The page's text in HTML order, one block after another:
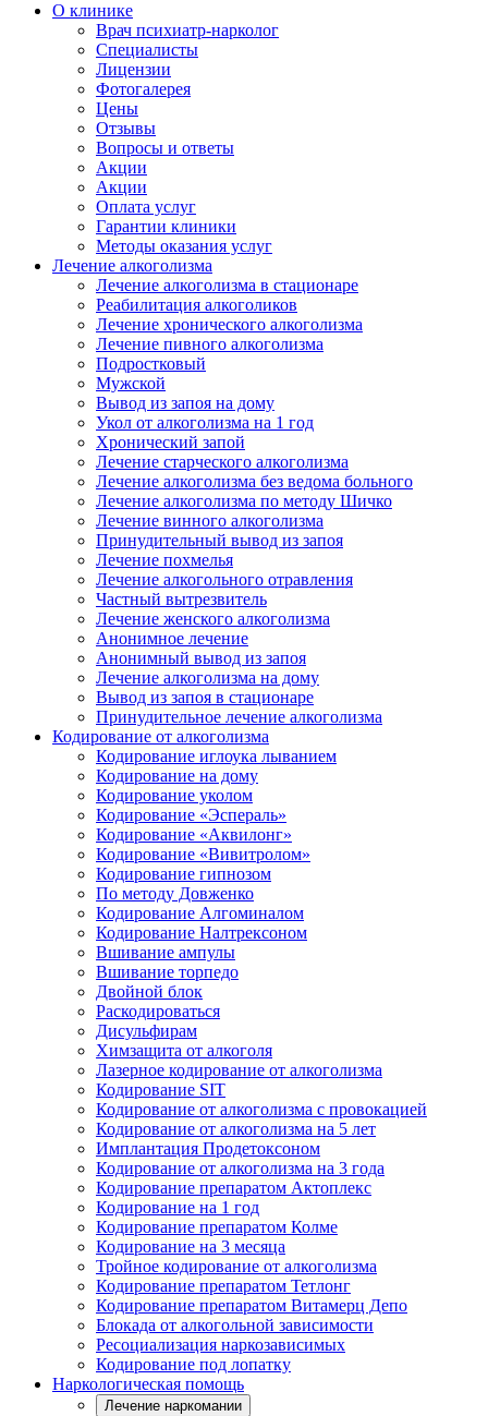
О клинике
Врач психиатр-нарколог
Специалисты
Лицензии
Фотогалерея
Цены
Отзывы
Вопросы и ответы
Акции
Акции
Оплата услуг
Гарантии клиники
Методы оказания услуг
Лечение алкоголизма
Лечение алкоголизма в стационаре
Реабилитация алкоголиков
Лечение хронического алкоголизма
Лечение пивного алкоголизма
Подростковый
Мужской
Вывод из запоя на дому
Укол от алкоголизма на 1 год
Хронический запой
Лечение старческого алкоголизма
Лечение алкоголизма без ведома больного
Лечение алкоголизма по методу Шичко
Лечение винного алкоголизма
Принудительный вывод из запоя
Лечение похмелья
Лечение алкогольного отравления
Частный вытрезвитель
Лечение женского алкоголизма
Анонимное лечение
Анонимный вывод из запоя
Лечение алкоголизма на дому
Вывод из запоя в стационаре
Принудительное лечение алкоголизма
Кодирование от алкоголизма
Кодирование иглоука лыванием
Кодирование на дому
Кодирование уколом
Кодирование «Эспераль»
Кодирование «Аквилонг»
Кодирование «Вивитролом»
Кодирование гипнозом
По методу Довженко
Кодирование Алгоминалом
Кодирование Налтрексоном
Вшивание ампулы
Вшивание торпедо
Двойной блок
Раскодироваться
Дисульфирам
Химзащита от алкоголя
Лазерное кодирование от алкоголизма
Кодирование SIT
Кодирование от алкоголизма с провокацией
Кодирование от алкоголизма на 5 лет
Имплантация Продетоксоном
Кодирование от алкоголизма на 3 года
Кодирование препаратом Актоплекс
Кодирование на 1 год
Кодирование препаратом Колме
Кодирование на 3 месяца
Тройное кодирование от алкоголизма
Кодирование препаратом Тетлонг
Кодирование препаратом Витамерц Депо
Блокада от алкогольной зависимости
Ресоциализация наркозависимых
Кодирование под лопатку
Наркологическая помощь
Лечение наркомании